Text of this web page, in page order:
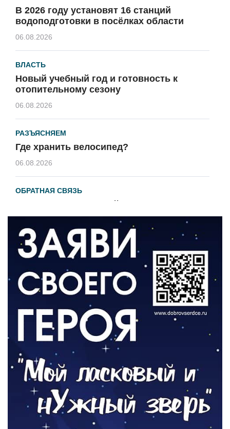
В 2026 году установят 16 станций
водоподготовки в посёлках области
06.08.2026
ВЛАСТЬ
Новый учебный год и готовность к
отопительному сезону
06.08.2026
РАЗЪЯСНЯЕМ
Где хранить велосипед?
06.08.2026
ОБРАТНАЯ СВЯЗЬ
Администрация онлайн
ВЛАСТЬ
День памяти и «Симфония народов»
06.08.2026
Новый настил на экотропе
05.08.2026